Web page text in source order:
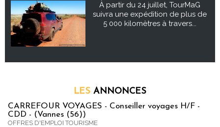
À partir du 24 juillet, TourMaG
suivra une expédition de plus de
5 000 kilomètres à travers...
LES ANNONCES
CARREFOUR VOYAGES - Conseiller voyages H/F -
CDD - (Vannes (56))
OFFRES D'EMPLOI TOURISME